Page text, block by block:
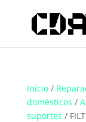
Translate
Início/
domésticos /
suportes /